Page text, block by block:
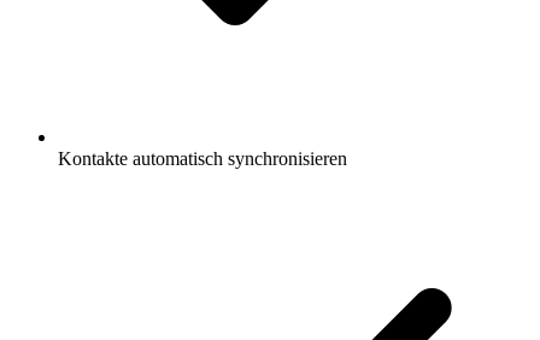
Kontakte automatisch synchronisieren